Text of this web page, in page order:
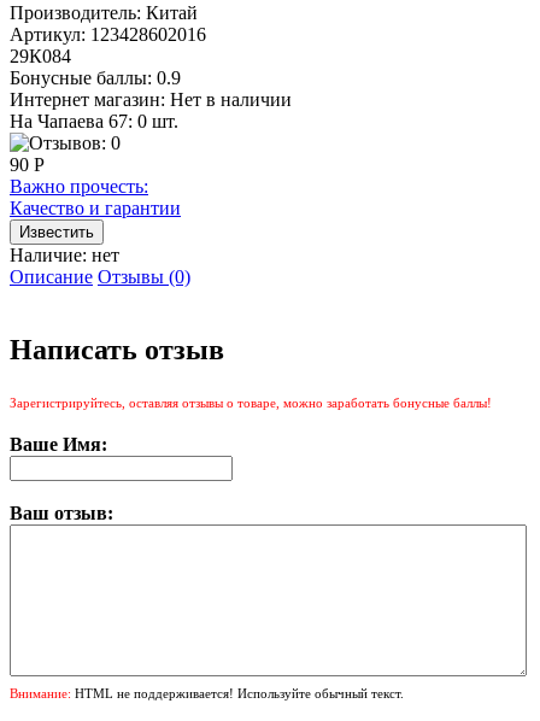
Производитель: Китай
Артикул: 123428602016
29К084
Бонусные баллы: 0.9
Интернет магазин: Нет в наличии
На Чапаева 67: 0 шт.
90 Р
Важно прочесть:
Качество и гарантии
Наличие: нет
Описание Отзывы (0)
Написать отзыв
Зарегистрируйтесь, оставляя отзывы о товаре, можно заработать бонусные баллы!
Ваше Имя:
Ваш отзыв:
Внимание: HTML не поддерживается! Используйте обычный текст.